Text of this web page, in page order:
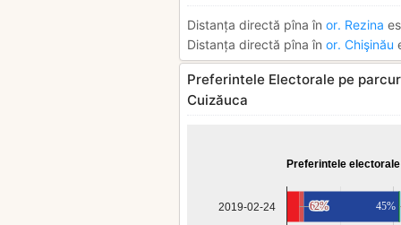
Distanța directă pîna în or. Rezina
Distanța directă pîna în or. Chişinău
Preferintele Electorale pe
Cuizăuca
Preferintele
2019-02-24 6%
6%
2%
2% 45%